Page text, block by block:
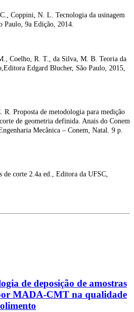
Coppini, N. L. Tecnologia da usinagem
Paulo, 9a Edição, 2014.
Coelho, R. T., da Silva, M. B. Teoria da
Edgard Blucher, São Paulo, 2015,
Proposta de metodologia para medição
de geometria definida. Anais do Conem
Mecânica – Conem, Natal. 9 p.
de corte 2.4a ed., Editora da UFSC,
de deposição de amostras
MADA-CMT na qualidade